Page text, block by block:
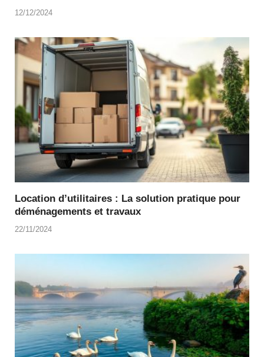
12/12/2024
Location d’utilitaires : La solution pratique pour
déménagements et travaux
22/11/2024